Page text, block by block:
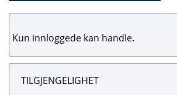
Kun innloggede kan handle.
TILGJENGELIGHET